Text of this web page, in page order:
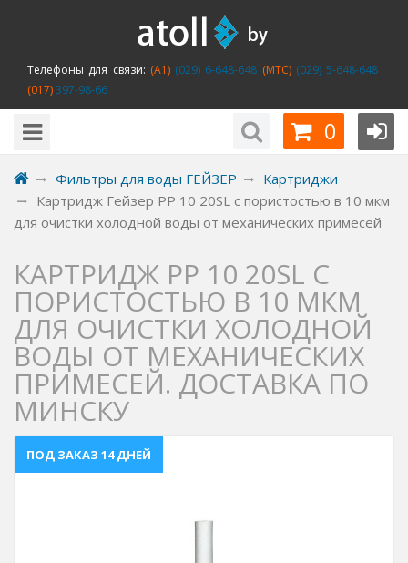
Телефоны для связи: (A1)(029) 6-648-648 (MTC)(029) 5-648-648
(017)397-98-66
0
Фильтры для воды ГЕЙЗЕР
Картриджи
Картридж Гейзер PP 10 20SL с пористостью в 10 мкм
для очистки холодной воды от механических примесей
КАРТРИДЖ PP 10 20SL С
ПОРИСТОСТЬЮ В 10 МКМ
ДЛЯ ОЧИСТКИ ХОЛОДНОЙ
ВОДЫ ОТ МЕХАНИЧЕСКИХ
ПРИМЕСЕЙ. ДОСТАВКА ПО
МИНСКУ
ПОД ЗАКАЗ 14 ДНЕЙ